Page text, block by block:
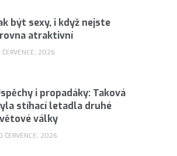
být sexy, i když nejste
atraktivní
ČERVENCE, 2026
i propadáky: Taková
stíhací letadla druhé
války
ČERVENCE, 2026